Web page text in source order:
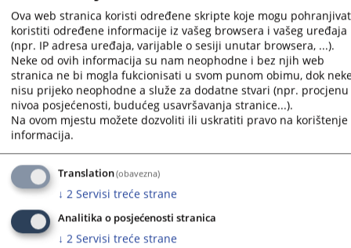
Strengthening the Judiciary of BiH - Informatisation and
Innovations for a More Efficient Judiciary
3196VIEWS
Ova web stranica koristi određene skripte koje mogu
koristiti određene informacije iz vašeg browsera i vašeg uređaja
(npr. IP adresa uređaja, varijable o sesiji unutar browsera, ...).
Neke od ovih informacija su nam neophodne i bez njih web
stranica ne bi mogla fukcionisati u svom punom obimu, dok
nisu prijeko neophodne a služe za dodatne stvari (npr. procjenu
nivoa posjećenosti, budućeg usavršavanja stranice...).
Na ovom mjestu možete dozvoliti ili uskratiti pravo na
informacija.
Translation(obavezna)
↓ 2 Servisi treće strane
Analitika o posjećenosti stranica
↓ 2 Servisi treće strane